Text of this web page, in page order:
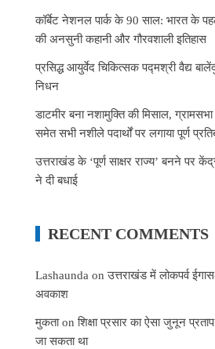
कॉर्बेट नेशनल पार्क के 90 साल: भारत के
की अनसुनी कहानी और गौरवशाली इतिहास
प्रसिद्ध आयुर्वेद चिकित्सक पद्मश्री वैद्य
निधन
डाटमीर बना नशामुक्ति की मिसाल,
समेत सभी नशीले पदार्थों पर लगाया पूर्ण
उत्तराखंड के ‘पूर्ण साक्षर राज्य’ बनने पर
ने दी बधाई
RECENT COMMENTS
Lashaunda onउत्तराखंड में लोकपर्व
अवकाश
मुकताonशिक्षा प्रसार का ऐसा जुनून
जा सकता था